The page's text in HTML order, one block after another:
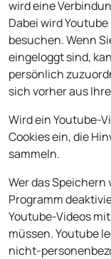
wird eine
Dabei wird
besuchen. Wenn
eingeloggt sind,
persönlich
sich vorher aus
Wird ein Youtube-
Cookies ein, die
sammeln.
Wer das Speichern
Programm
Youtube-Videos
müssen. Youtube
nicht-